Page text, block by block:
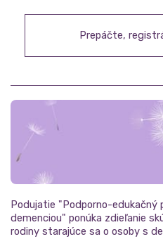
Prepáčte,
Podujatie "Podporno-edukačný
demenciou" ponúka zdieľanie
rodiny starajúce sa o osoby s